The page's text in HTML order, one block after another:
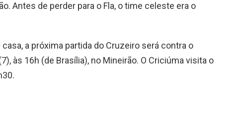
Antes de perder para o Fla, o time celeste era o
a próxima partida do Cruzeiro será contra o
às 16h (de Brasília), no Mineirão. O Criciúma visita o